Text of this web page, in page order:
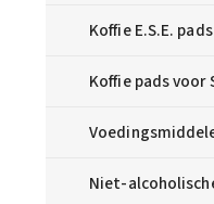
Koffie E.S.E. pads
Koffie pads voor
Niet-